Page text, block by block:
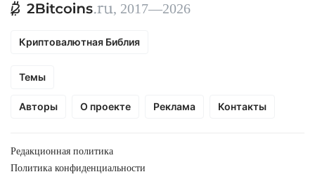
, 2017—2026
Криптовалютная Библия
Темы
Авторы О проекте Реклама Контакты
Редакционная политика
Политика конфиденциальности